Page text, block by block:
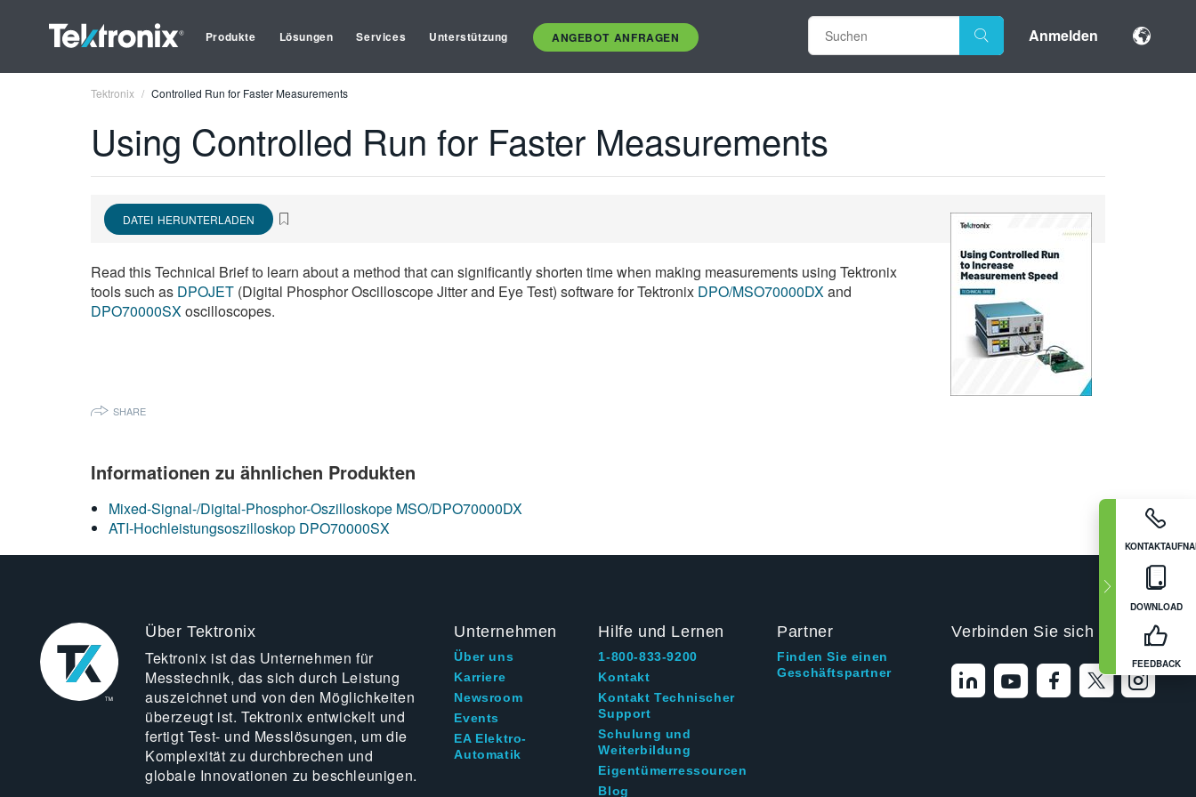
Produkte Lösungen Services Unterstützung ANGEBOT ANFRAGEN Anmelden
DOWNLOAD
FEEDBACK
Tektronix Controlled Run for Faster Measurements
Using Controlled Run for Faster Measurements
DATEI HERUNTERLADEN
Read this Technical Brief to learn about a method that can significantly shorten time when making measurements using Tektronix
tools such as DPOJET (Digital Phosphor Oscilloscope Jitter and Eye Test) software for Tektronix DPO/MSO70000DXand
DPO70000SXoscilloscopes.
SHARE
Informationen zu ähnlichen Produkten
Mixed-Signal-/Digital-Phosphor-Oszilloskope MSO/DPO70000DX
ATI-Hochleistungsoszilloskop DPO70000SX
Über Tektronix
Tektronix ist das Unternehmen für
Messtechnik, das sich durch Leistung
auszeichnet und von den Möglichkeiten
überzeugt ist. Tektronix entwickelt und
fertigt Test- und Messlösungen, um die
Komplexität zu durchbrechen und
globale Innovationen zu beschleunigen.
Unternehmen
Über uns
Karriere
Newsroom
Events
EA Elektro-
Automatik
Hilfe und Lernen
1-800-833-9200
Kontakt
Kontakt Technischer
Support
Schulung und
Weiterbildung
Eigentümerressourcen
Blog
Partner
Finden Sie einen
Geschäftspartner
Verbinden Sie sich mit uns